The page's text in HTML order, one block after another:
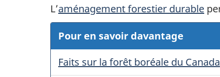
L’aménagement forestier durable
Pour en savoir davantage
Faits sur la forêt boréale du Canada